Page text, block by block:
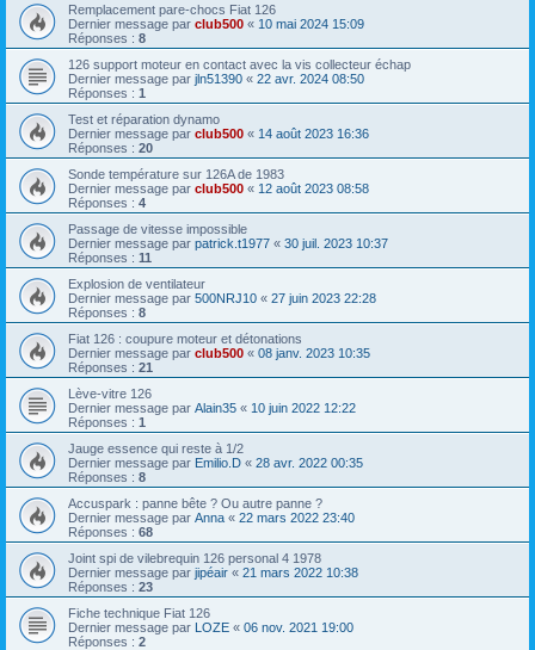
Remplacement pare-chocs Fiat 126
Dernier message par club500 « 10 mai 2024 15:09
Réponses : 8
126 support moteur en contact avec la vis collecteur échap
Dernier message par jln51390 « 22 avr. 2024 08:50
Réponses : 1
Test et réparation dynamo
Dernier message par club500 « 14 août 2023 16:36
Réponses : 20
Sonde température sur 126A de 1983
Dernier message par club500 « 12 août 2023 08:58
Réponses : 4
Passage de vitesse impossible
Dernier message par patrick.t1977 « 30 juil. 2023 10:37
Réponses : 11
Explosion de ventilateur
Dernier message par 500NRJ10 « 27 juin 2023 22:28
Réponses : 8
Fiat 126 : coupure moteur et détonations
Dernier message par club500 « 08 janv. 2023 10:35
Réponses : 21
Lève-vitre 126
Dernier message par Alain35 « 10 juin 2022 12:22
Réponses : 1
Jauge essence qui reste à 1/2
Dernier message par Emilio.D « 28 avr. 2022 00:35
Réponses : 8
Accuspark : panne bête ? Ou autre panne ?
Dernier message par Anna « 22 mars 2022 23:40
Réponses : 68
Joint spi de vilebrequin 126 personal 4 1978
Dernier message par jipéair « 21 mars 2022 10:38
Réponses : 23
Fiche technique Fiat 126
Dernier message par LOZE « 06 nov. 2021 19:00
Réponses : 2